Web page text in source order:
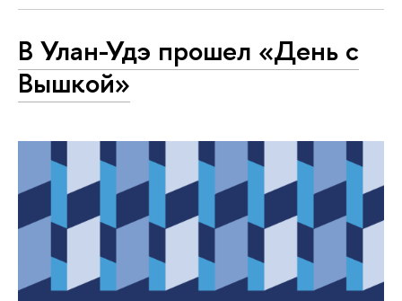
В Улан-Удэ прошел «День с
Вышкой»